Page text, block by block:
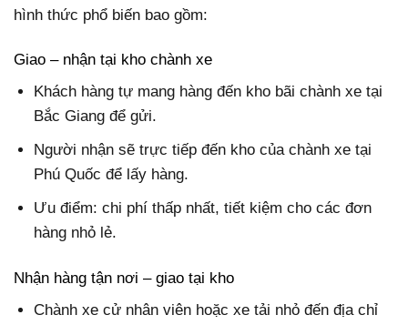
hình thức phổ biến bao gồm:
Giao – nhận tại kho chành xe
Khách hàng tự mang hàng đến kho bãi chành xe tại
Bắc Giang để gửi.
Người nhận sẽ trực tiếp đến kho của chành xe tại
Phú Quốc để lấy hàng.
Ưu điểm: chi phí thấp nhất, tiết kiệm cho các đơn
hàng nhỏ lẻ.
Nhận hàng tận nơi – giao tại kho
Chành xe cử nhân viên hoặc xe tải nhỏ đến địa chỉ